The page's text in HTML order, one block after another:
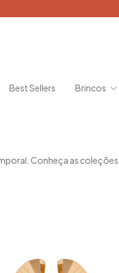
Best Sellers Brincos
Conheça as